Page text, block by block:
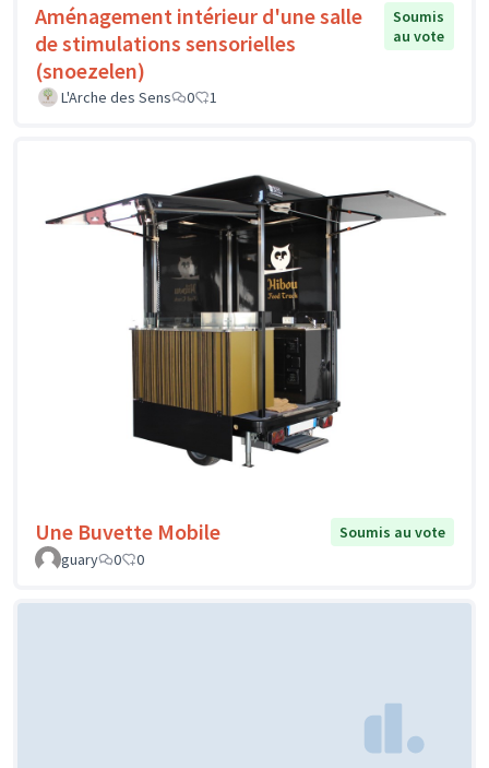
Aménagement intérieur d'une salle
de stimulations sensorielles
(snoezelen)
Soumis
au vote
L'Arche des Sens 0 1
Une Buvette Mobile
Soumis au vote
guary
0 0